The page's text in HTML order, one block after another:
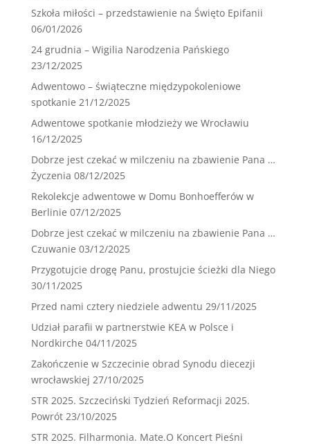
Szkoła miłości – przedstawienie na Święto Epifanii
06/01/2026
24 grudnia – Wigilia Narodzenia Pańskiego
23/12/2025
Adwentowo – świąteczne międzypokoleniowe
spotkanie 21/12/2025
Adwentowe spotkanie młodzieży we Wrocławiu
16/12/2025
Dobrze jest czekać w milczeniu na zbawienie Pana …
Życzenia 08/12/2025
Rekolekcje adwentowe w Domu Bonhoefferów w
Berlinie 07/12/2025
Dobrze jest czekać w milczeniu na zbawienie Pana …
Czuwanie 03/12/2025
Przygotujcie drogę Panu, prostujcie ścieżki dla Niego
30/11/2025
Przed nami cztery niedziele adwentu 29/11/2025
Udział parafii w partnerstwie KEA w Polsce i
Nordkirche 04/11/2025
Zakończenie w Szczecinie obrad Synodu diecezji
wrocławskiej 27/10/2025
STR 2025. Szczeciński Tydzień Reformacji 2025.
Powrót 23/10/2025
STR 2025. Filharmonia. Mate.O Koncert Pieśni